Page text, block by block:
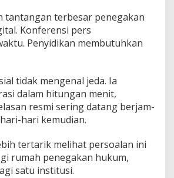
tantangan terbesar penegakan
Konferensi pers
Penyidikan membutuhkan
tidak mengenal jeda. Ia
dalam hitungan menit,
resmi sering datang berjam-
hari kemudian.
tertarik melihat persoalan ini
rumah penegakan hukum,
satu institusi.